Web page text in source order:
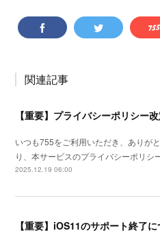
関連記事
【重要】プライバシーポリシー
いつも755をご利用いただき、ありが
り、本サービスのプライバシーポリ
2025.12.19 06:00